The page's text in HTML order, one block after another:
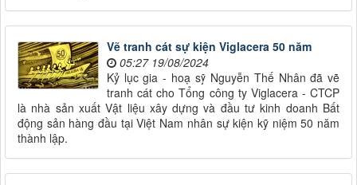
Vẽ tranh cát sự kiện Viglacera 50 năm
05:27 19/08/2024
Kỷ lục gia - hoạ sỹ Nguyễn Thế Nhân đã vẽ
tranh cát cho Tổng công ty Viglacera - CTCP
là nhà sản xuất Vật liệu xây dựng và đầu tư kinh doanh Bất
động sản hàng đầu tại Việt Nam nhân sự kiện kỹ niệm 50 năm
thành lập.